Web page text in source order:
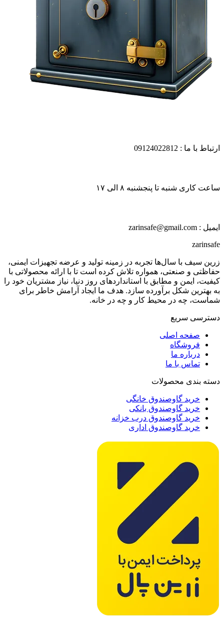
ارتباط با ما : 09124022812
ساعت کاری شنبه تا پنجشنبه ۸ الی ۱۷
ایمیل : zarinsafe@gmail.com
zarinsafe
زرین سیف با سال‌ها تجربه در زمینه تولید و عرضه تجهیزات ایمنی،
حفاظتی و صنعتی، همواره تلاش کرده است تا با ارائه محصولاتی با
کیفیت، ایمن و مطابق با استانداردهای روز دنیا، نیاز مشتریان خود را
به بهترین شکل برآورده سازد. هدف ما ایجاد آرامش خاطر برای
شماست، چه در محیط کار و چه در خانه.
دسترسی سریع
صفحه اصلی
فروشگاه
درباره ما
تماس با ما
دسته بندی محصولات
خرید گاوصندوق خانگی
خرید گاوصندوق بانکی
خرید گاوصندوق درب خزانه
خرید گاوصندوق اداری